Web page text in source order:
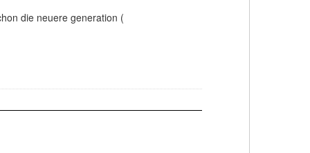
die neuere generation (